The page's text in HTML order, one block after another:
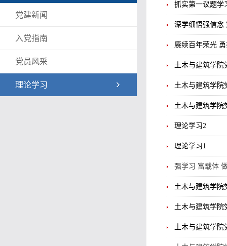
党建新闻
入党指南
党员风采
理论学习
抓实第一议题
深学细悟强信
赓续百年荣光
土木与建筑学院
土木与建筑学院
土木与建筑学院
理论学习2
理论学习1
强学习 富载体
土木与建筑学院
土木与建筑学院
土木与建筑学院